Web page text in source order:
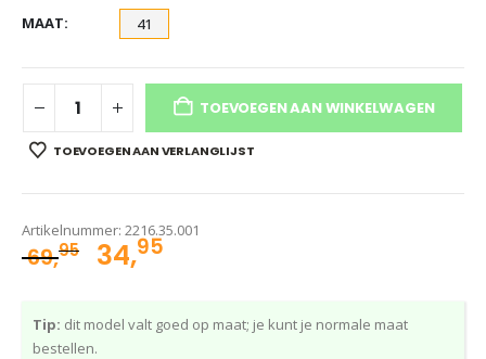
MAAT 41
TOEVOEGEN AAN WINKELWAGEN
TOEVOEGEN AAN VERLANGLIJST
Artikelnummer: 2216.35.001
69,95 Oorspronkelijke
69,95.
34,95
34,95.
Tip: dit model valt goed op maat; je kunt je normale maat
bestellen.